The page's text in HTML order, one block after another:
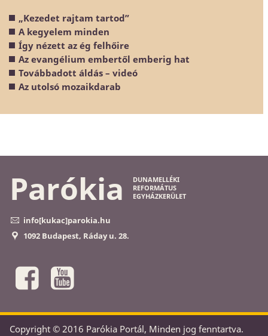
„Kezedet rajtam tartod”
A kegyelem minden
Így nézett az ég felhőire
Az evangélium embertől emberig hat
Továbbadott áldás – videó
Az utolsó mozaikdarab
Parókia
DUNAMELLÉKI
REFORMÁTUS
EGYHÁZKERÜLET
info[kukac]parokia.hu
1092 Budapest, Ráday u. 28.
Copyright © 2016 Parókia Portál, Minden jog fenntartva.